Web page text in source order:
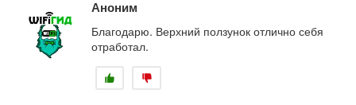
Аноним
Благодарю. Верхний ползунок отлично себя
отработал.